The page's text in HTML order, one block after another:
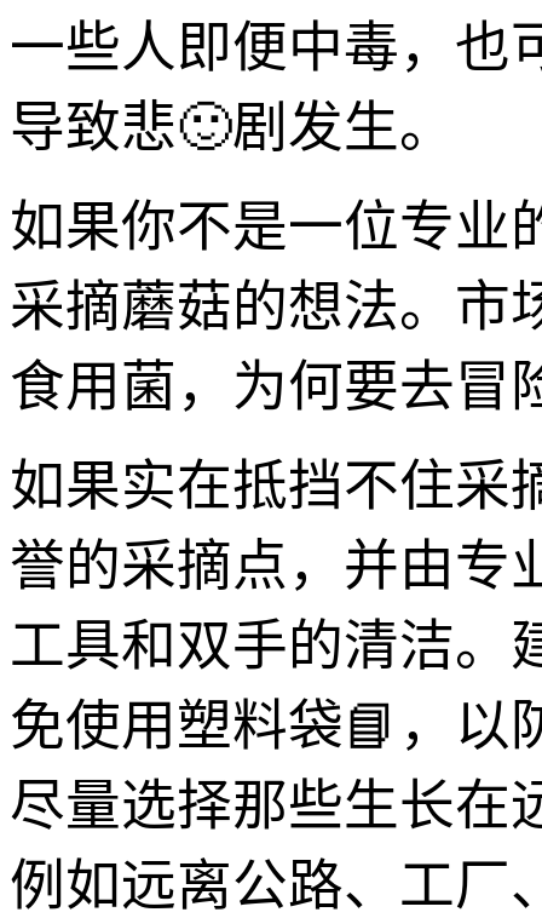
一些人即便中毒，也
导致悲🙂剧发生。
如果你不是一位专业
采摘蘑菇的想法。市
食用菌，为何要去冒
如果实在抵挡不住采
誉的采摘点，并由专
工具和双手的清洁。
免使用塑料袋📘，以
尽量选择那些生长在
例如远离公路、工厂